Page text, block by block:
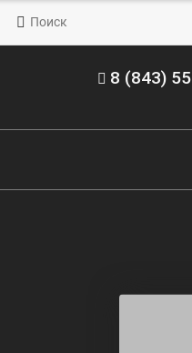
Поиск
8 (843)